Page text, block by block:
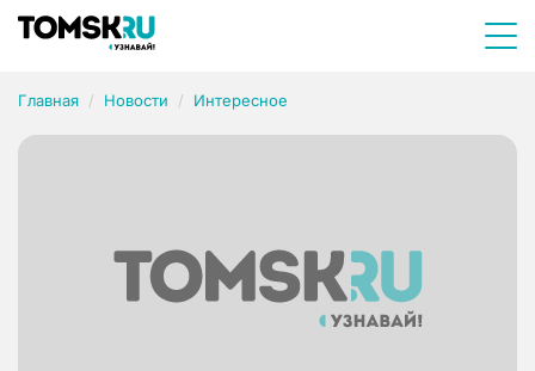
Главная Новости Интересное